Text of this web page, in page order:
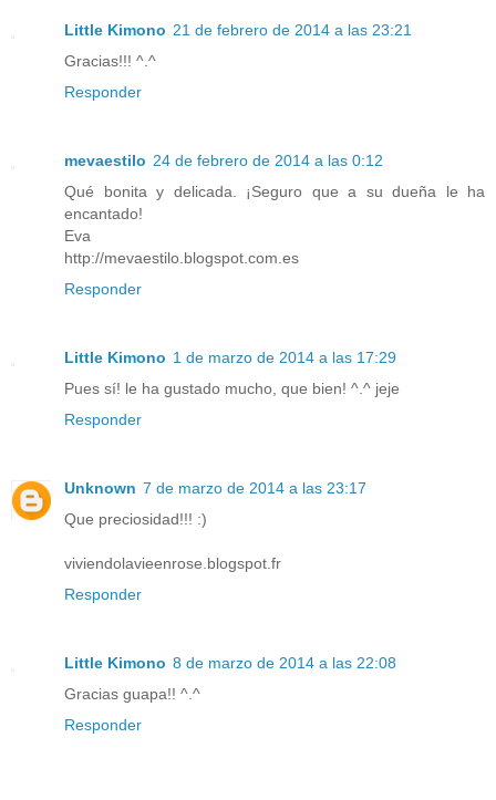
Little Kimono 21 de febrero de 2014 a las 23:21
Gracias!!! ^.^
Responder
mevaestilo 24 de febrero de 2014 a las 0:12
Qué bonita y delicada. ¡Seguro que a su dueña le ha
encantado!
Eva
http://mevaestilo.blogspot.com.es
Responder
Little Kimono 1 de marzo de 2014 a las 17:29
Pues sí! le ha gustado mucho, que bien! ^.^ jeje
Responder
Unknown 7 de marzo de 2014 a las 23:17
Que preciosidad!!! :)
viviendolavieenrose.blogspot.fr
Responder
Little Kimono 8 de marzo de 2014 a las 22:08
Gracias guapa!! ^.^
Responder